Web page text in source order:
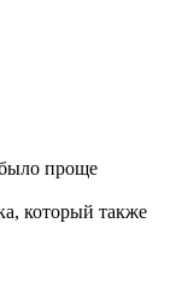
проще
который также